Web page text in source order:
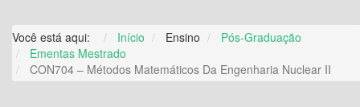
Você está aqui: Início Ensino
Pós-Graduação
Ementas Mestrado
CON704 – Métodos Matemáticos Da Engenharia Nuclear II